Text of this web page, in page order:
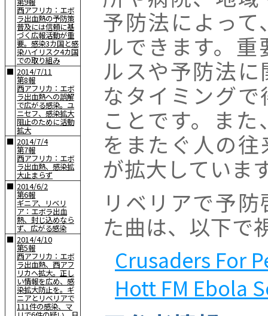
西アフリカ：エボ
ラ出血熱の予防策
普及には信頼に基
づく広報活動が重
要。感染3カ国と感
染ハイリスク4カ国
での取り組み
■ 2014/7/11
第8報
西アフリカ：エボ
ラ出血熱への誤解
で広がる感染。ユ
ニセフ、感染拡大
阻止のために活動
拡大
■ 2014/7/4
第7報
西アフリカ：エボ
ラ出血熱、感染拡
大止まらず
■ 2014/6/2
第6報
ギニア、リベリ
ア：エボラ出血
熱、封じ込めなら
ず、広がる感染
■ 2014/4/10
第5報
西アフリカ：エボ
ラ出血熱、西アフ
リカへ拡大。正し
い情報を広め、感
染拡大防止を。ギ
ニアとリベリアで
111件の感染、マ
予防法によっ
ルできます。
ルスや予防法
なタイミング
ことです。ま
をまたぐ人の
が拡大していま
リベリアで予
た曲は、以下で
Crusaders For
Hott FM Ebola